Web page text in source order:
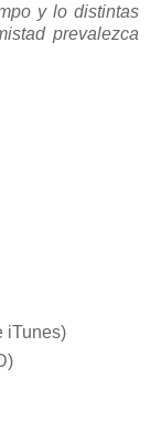
y lo distintas
prevalezca
iTunes)